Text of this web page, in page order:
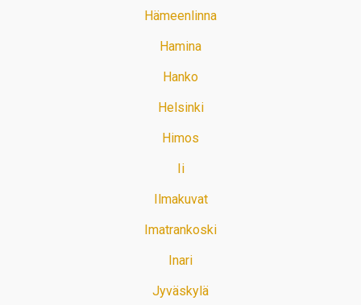
Hämeenlinna
Hamina
Hanko
Helsinki
Himos
Ii
Ilmakuvat
Imatrankoski
Inari
Jyväskylä